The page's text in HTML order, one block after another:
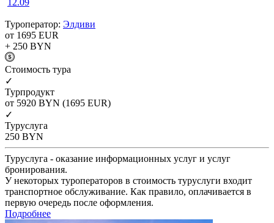
Туроператор: Элдиви
от 1695 EUR
+ 250 BYN
Cтоимость тура
✓
Турпродукт
от 5920 BYN (1695 EUR)
✓
Туруслуга
250 BYN
Туруслуга - оказание информационных услуг и услуг
бронирования.
У некоторых туроператоров в стоимость туруслуги входит
транспортное обслуживание. Как правило, оплачивается в
первую очередь после оформления.
Подробнее